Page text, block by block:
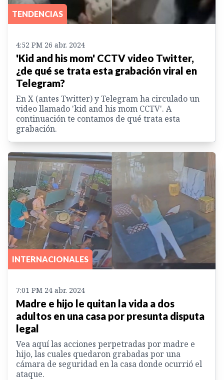
TENDENCIAS
4:52 PM 26 abr. 2024
'Kid and his mom' CCTV video Twitter,
¿de qué se trata esta grabación viral en
Telegram?
En X (antes Twitter) y Telegram ha circulado un
video llamado 'kid and his mom CCTV'. A
continuación te contamos de qué trata esta
grabación.
INTERNACIONALES
7:01 PM 24 abr. 2024
Madre e hijo le quitan la vida a dos
adultos en una casa por presunta disputa
legal
Vea aquí las acciones perpetradas por madre e
hijo, las cuales quedaron grabadas por una
cámara de seguridad en la casa donde ocurrió el
ataque.